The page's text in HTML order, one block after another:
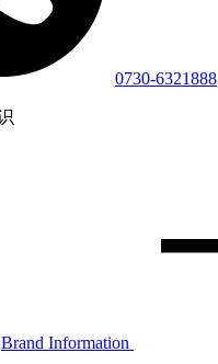
0730-6321888
Brand Information